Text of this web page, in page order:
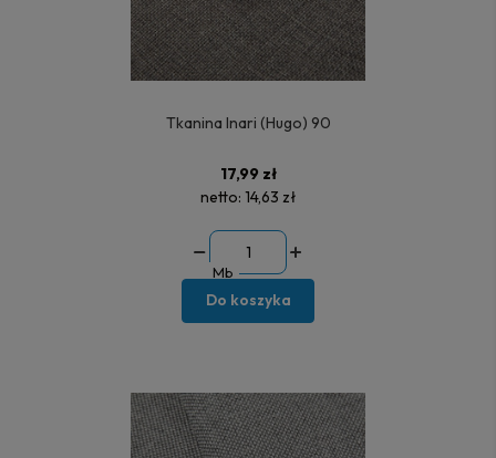
Tkanina Inari (Hugo) 90
17,99 zł
netto: 14,63 zł
Mb
Do koszyka